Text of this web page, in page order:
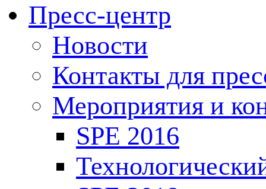
Пресс-центр
Новости
Контакты для
Мероприятия и
SPE 2016